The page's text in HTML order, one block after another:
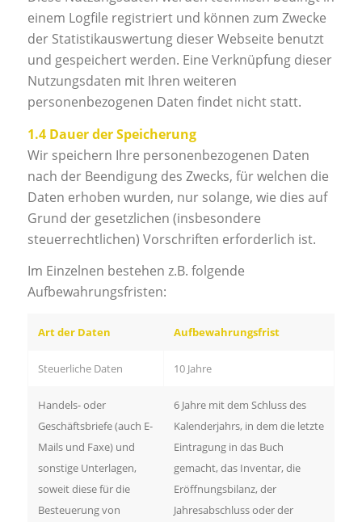
einem Logfile registriert und können zum Zwecke
der Statistikauswertung dieser Webseite benutzt
und gespeichert werden. Eine Verknüpfung dieser
Nutzungsdaten mit Ihren weiteren
personenbezogenen Daten findet nicht statt.
1.4 Dauer der Speicherung
Wir speichern Ihre personenbezogenen Daten
nach der Beendigung des Zwecks, für welchen die
Daten erhoben wurden, nur solange, wie dies auf
Grund der gesetzlichen (insbesondere
steuerrechtlichen) Vorschriften erforderlich ist.
Im Einzelnen bestehen z.B. folgende
Aufbewahrungsfristen:
Art der Daten Aufbewahrungsfrist
Steuerliche Daten 10 Jahre
Handels- oder
Geschäftsbriefe (auch E-
Mails und Faxe) und
sonstige Unterlagen,
soweit diese für die
Besteuerung von
6 Jahre mit dem Schluss des
Kalenderjahrs, in dem die letzte
Eintragung in das Buch
gemacht, das Inventar, die
Eröffnungsbilanz, der
Jahresabschluss oder der